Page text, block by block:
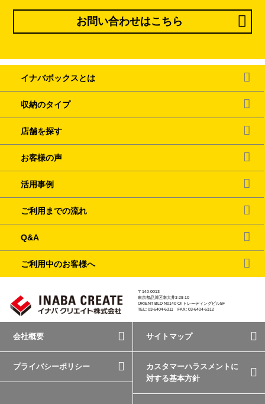
お問い合わせはこちら
イナバボックスとは
収納のタイプ
店舗を探す
お客様の声
活用事例
ご利用までの流れ
Q&A
ご利用中のお客様へ
〒140-0013
東京都品川区南大井3-28-10
ORIENT BLD No140 OI トレーディングビル5F
TEL: 03-6404-6311 FAX: 03-6404-6312
会社概要 サイトマップ
プライバシーポリシー
カスタマーハラスメントに
対する基本方針